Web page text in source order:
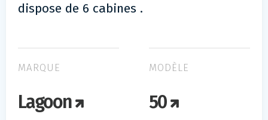
dispose de 6 cabines .
MARQUE
Lagoon
MODÈLE
50